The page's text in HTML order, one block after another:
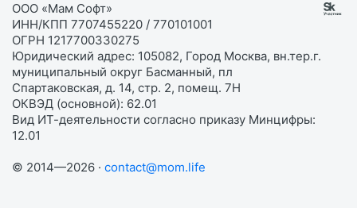
ООО «Мам Софт»
ИНН/КПП 7707455220 / 770101001
ОГРН 1217700330275
Юридический адрес: 105082, Город Москва, вн.тер.г.
муниципальный округ Басманный, пл
Спартаковская, д. 14, стр. 2, помещ. 7Н
ОКВЭД (основной): 62.01
Вид ИТ-деятельности согласно приказу Минцифры:
12.01
© 2014—2026 · contact@mom.life